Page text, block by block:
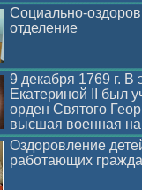
Социально-
отделение
9 декабря 1769 г. В
Екатериной II был
орден Святого
высшая военная
Оздоровление
работающих